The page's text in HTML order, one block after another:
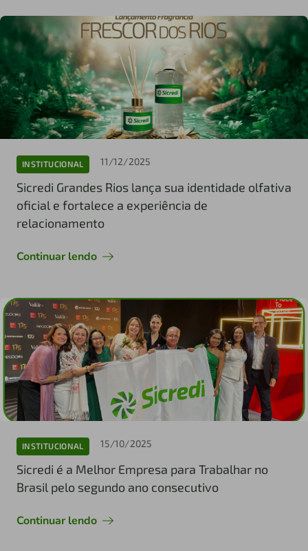
INSTITUCIONAL 11/12/2025
Sicredi Grandes Rios lança sua identidade olfativa
oficial e fortalece a experiência de
relacionamento
Continuar lendo
INSTITUCIONAL 15/10/2025
Sicredi é a Melhor Empresa para Trabalhar no
Brasil pelo segundo ano consecutivo
Continuar lendo